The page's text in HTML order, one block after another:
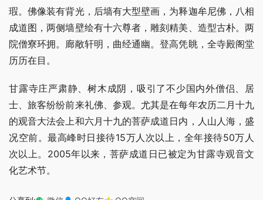
瑕。佛像装有背光，后墙有大型壁画，为释迦牟尼佛，八相
成道图，两侧墙壁绘有十六尊者，雕刻精美、造型古朴。两
院僧寮环拥。廊敞轩明，曲经通幽。登高凭眺，全寺殿阁堂
历历在目。
甘露寺庄严肃静、树木成阴，吸引了不少国内外僧侣、居
士、旅客纷纷前来礼佛、参观。尤其是在每年农历二月十九
的观音大法会上和六月十九的菩萨成道日内，人山人海，盛
况空前。最高峰时日接待15万人次以上，全年接待50万人
次以上。2005年以来，菩萨成道日已被定为甘露寺观音文
化艺术节。